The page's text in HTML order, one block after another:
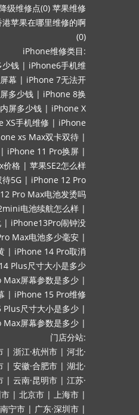
级维修点(0) 苹果维修
港苹果在哪里维修的啊
(0)
iPhone维修类目:
少钱 | iPhone6手机维
幕 | iPhone 7无法开
多少钱 | iPhone 8换
屏多少钱 | iPhone X
XS手机维修 | iPhone
xs Max双卡双待 |
| iPhone 11 Pro换屏 |
价格 | 苹果SE2怎么样
5G | iPhone 12 Pro
Pro Max电池发烫吗
电池续航怎么样 |
| iPhone13Pro闹钟没
Max电池多少毫安 |
| iPhone 14 Pro取消
Plus尺寸大小是多少
Max屏幕参数是多少 |
| iPhone 15 Pro维修
Plus尺寸大小是多少 |
Max屏幕参数是多少 |
门店分站:
| 浙江·杭州市 | 河北·
| 安徽·合肥市 | 湖北·
| 云南·昆明市 | 江苏·
| 北京市 | 上海市 |
宁市 | 广东·深圳市 |